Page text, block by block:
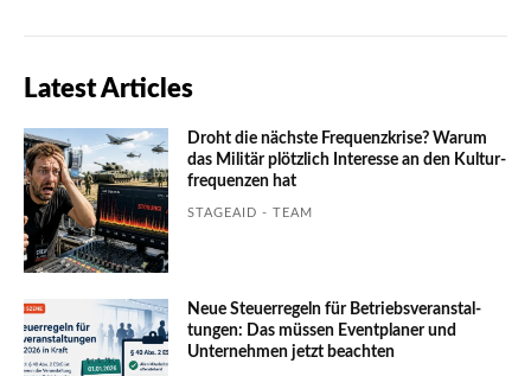
Latest Articles
Droht die nächste Frequenzkrise? Warum
das Mili­tär plötzlich Inte­resse an den Kultur­
fre­quen­zen hat
STAGEAID - TEAM
Neue Steuerregeln für Betriebs­ver­an­stal­
tungen: Das müssen Event­planer und
Unter­nehmen jetzt beachten